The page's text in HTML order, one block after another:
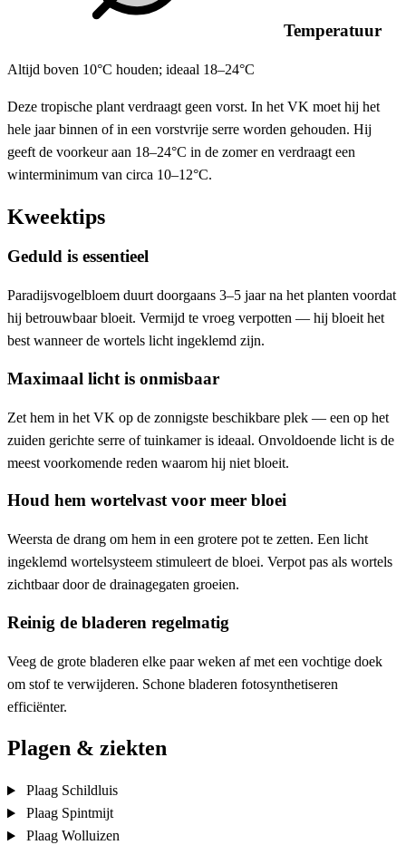
Temperatuur
Altijd boven 10°C houden; ideaal 18–24°C
Deze tropische plant verdraagt geen vorst. In het VK moet hij het
hele jaar binnen of in een vorstvrije serre worden gehouden. Hij
geeft de voorkeur aan 18–24°C in de zomer en verdraagt een
winterminimum van circa 10–12°C.
Kweektips
Geduld is essentieel
Paradijsvogelbloem duurt doorgaans 3–5 jaar na het planten voordat
hij betrouwbaar bloeit. Vermijd te vroeg verpotten — hij bloeit het
best wanneer de wortels licht ingeklemd zijn.
Maximaal licht is onmisbaar
Zet hem in het VK op de zonnigste beschikbare plek — een op het
zuiden gerichte serre of tuinkamer is ideaal. Onvoldoende licht is de
meest voorkomende reden waarom hij niet bloeit.
Houd hem wortelvast voor meer bloei
Weersta de drang om hem in een grotere pot te zetten. Een licht
ingeklemd wortelsysteem stimuleert de bloei. Verpot pas als wortels
zichtbaar door de drainagegaten groeien.
Reinig de bladeren regelmatig
Veeg de grote bladeren elke paar weken af met een vochtige doek
om stof te verwijderen. Schone bladeren fotosynthetiseren
efficiënter.
Plagen & ziekten
Plaag Schildluis
Plaag Spintmijt
Plaag Wolluizen